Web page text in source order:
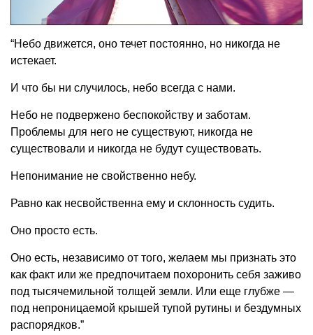
“Небо движется, оно течет постоянно, но никогда не
истекает.
И что бы ни случилось, небо всегда с нами.
Небо не подвержено беспокойству и заботам.
Проблемы для него не существуют, никогда не
существовали и никогда не будут существовать.
Непонимание не свойственно небу.
Равно как несвойственна ему и склонность судить.
Оно просто есть.
Оно есть, независимо от того, желаем мы признать это
как факт или же предпочитаем похоронить себя заживо
под тысячемильной толщей земли. Или еще глубже —
под непроницаемой крышей тупой рутины и бездумных
распорядков.”